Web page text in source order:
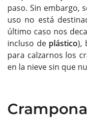
paso. Sin embargo,
uso no está
último caso nos
incluso de plástico),
para calzarnos los
en la nieve sin que